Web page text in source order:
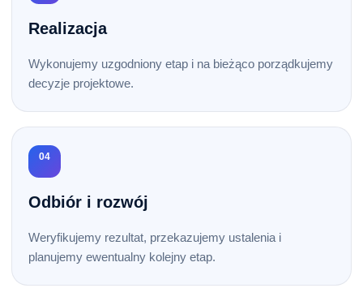
Realizacja
Wykonujemy uzgodniony etap i na bieżąco porządkujemy
decyzje projektowe.
04
Odbiór i rozwój
Weryfikujemy rezultat, przekazujemy ustalenia i
planujemy ewentualny kolejny etap.